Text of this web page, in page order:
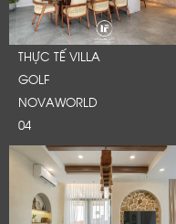
THỰC TẾ VILLA
GOLF
NOVAWORLD
04